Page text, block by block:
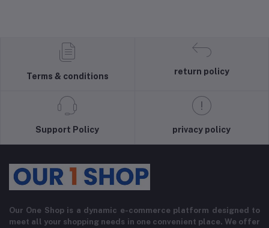
Terms & conditions
return policy
Support Policy privacy policy
Our One Shop is a dynamic e-commerce platform designed to
meet all your shopping needs in one convenient place. We offer